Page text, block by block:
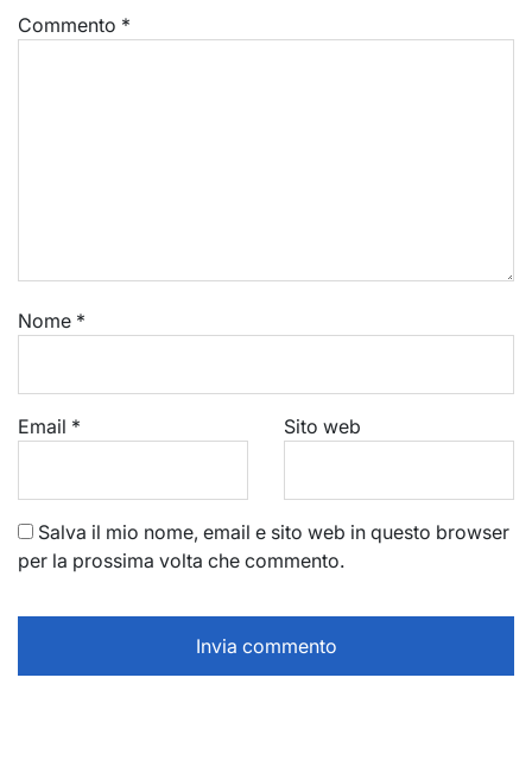
Commento *
Nome *
Email * Sito web
Salva il mio nome, email e sito web in questo browser
per la prossima volta che commento.